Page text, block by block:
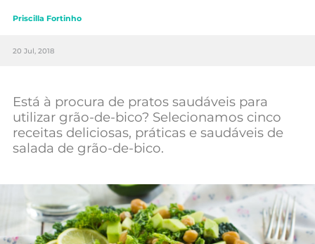
Fitness
Mães e Bebés
Priscilla Fortinho
20 Jul, 2018
Está à procura de pratos saudáveis para
utilizar grão-de-bico? Selecionamos cinco
receitas deliciosas, práticas e saudáveis de
salada de grão-de-bico.